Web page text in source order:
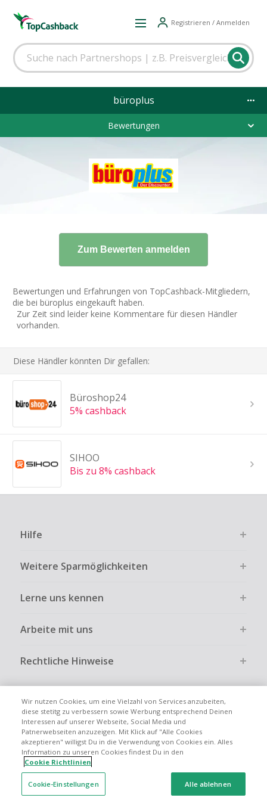
Registrieren / Anmelden
büroplus
Bewertungen
Bewertungen und Erfahrungen von TopCashback-Mitgliedern,
die bei büroplus eingekauft haben.
Zur Zeit sind leider keine Kommentare für diesen Händler
vorhanden.
Diese Händler könnten Dir gefallen:
Büroshop24
5% cashback
SIHOO
Bis zu 8% cashback
Hilfe
Weitere Sparmöglichkeiten
Lerne uns kennen
Arbeite mit uns
Rechtliche Hinweise
Globale Websites UK US CN JP FR AU
Wir nutzen Cookies, um eine Vielzahl von Services anzubeiten,
diese stetitg zu verbessern sowie Werbung entsprechend Deinen
Interessen auf unserer Webseite, Social Media und
Patnerwebseiten anzuzeigen. Mit Klick auf "Alle Cookies
akzeptieren" willigst Du in die Verwendung von Cookies ein. Alles
Information zu unseren Cookies findest Du in den
Cookie Richtlinien
Cookie-Einstellungen Alle ablehnen